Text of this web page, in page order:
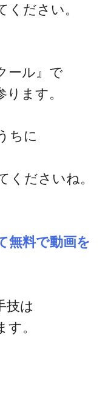
ください。
ール』で
ます。
ちに
くださいね。
無料で動画を
技は
。